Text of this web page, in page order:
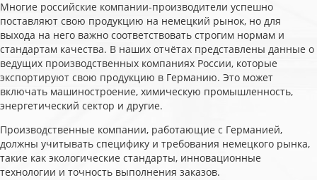
Многие российские компании-производители успешно
поставляют свою продукцию на немецкий рынок, но для
выхода на него важно соответствовать строгим нормам и
стандартам качества. В наших отчётах представлены данные о
ведущих производственных компаниях России, которые
экспортируют свою продукцию в Германию. Это может
включать машиностроение, химическую промышленность,
энергетический сектор и другие.
Производственные компании, работающие с Германией,
должны учитывать специфику и требования немецкого рынка,
такие как экологические стандарты, инновационные
технологии и точность выполнения заказов.